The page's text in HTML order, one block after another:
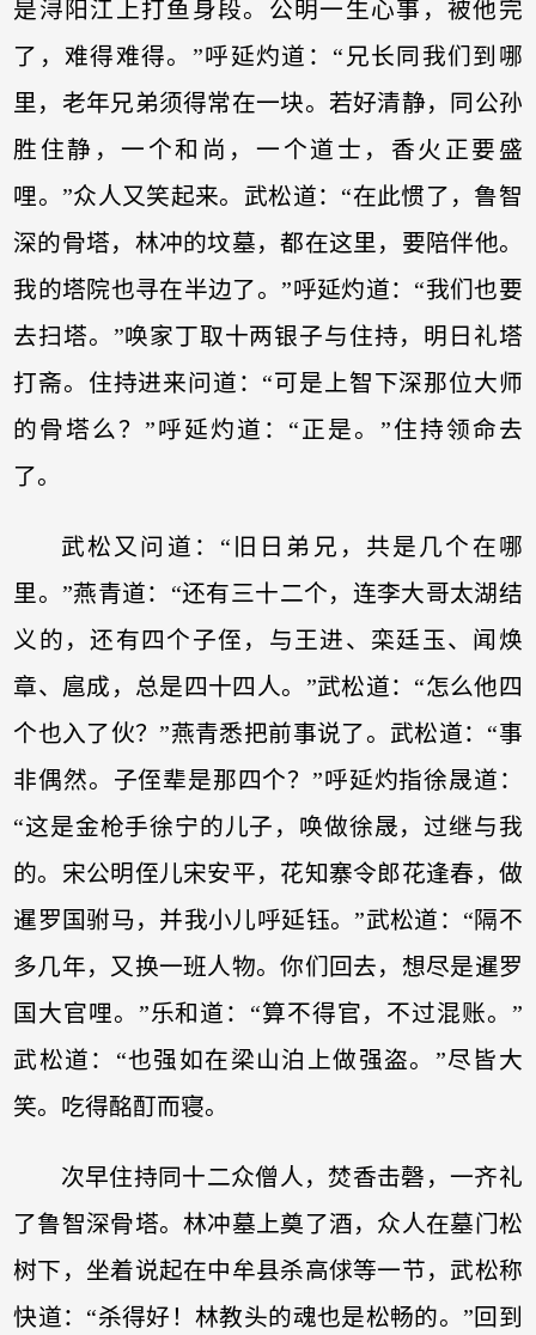
是浔阳江上打鱼身段。公明一生心事，被他完
了，难得难得。”呼延灼道：“兄长同我们到哪
里，老年兄弟须得常在一块。若好清静，同公孙
胜住静，一个和尚，一个道士，香火正要盛
哩。”众人又笑起来。武松道：“在此惯了，鲁智
深的骨塔，林冲的坟墓，都在这里，要陪伴他。
我的塔院也寻在半边了。”呼延灼道：“我们也要
去扫塔。”唤家丁取十两银子与住持，明日礼塔
打斋。住持进来问道：“可是上智下深那位大师
的骨塔么？”呼延灼道：“正是。”住持领命去
了。
武松又问道：“旧日弟兄，共是几个在哪
里。”燕青道：“还有三十二个，连李大哥太湖结
义的，还有四个子侄，与王进、栾廷玉、闻焕
章、扈成，总是四十四人。”武松道：“怎么他四
个也入了伙？”燕青悉把前事说了。武松道：“事
非偶然。子侄辈是那四个？”呼延灼指徐晟道：
“这是金枪手徐宁的儿子，唤做徐晟，过继与我
的。宋公明侄儿宋安平，花知寨令郎花逢春，做
暹罗国驸马，并我小儿呼延钰。”武松道：“隔不
多几年，又换一班人物。你们回去，想尽是暹罗
国大官哩。”乐和道：“算不得官，不过混账。”
武松道：“也强如在梁山泊上做强盗。”尽皆大
笑。吃得酩酊而寝。
次早住持同十二众僧人，焚香击磬，一齐礼
了鲁智深骨塔。林冲墓上奠了酒，众人在墓门松
树下，坐着说起在中牟县杀高俅等一节，武松称
快道：“杀得好！林教头的魂也是松畅的。”回到